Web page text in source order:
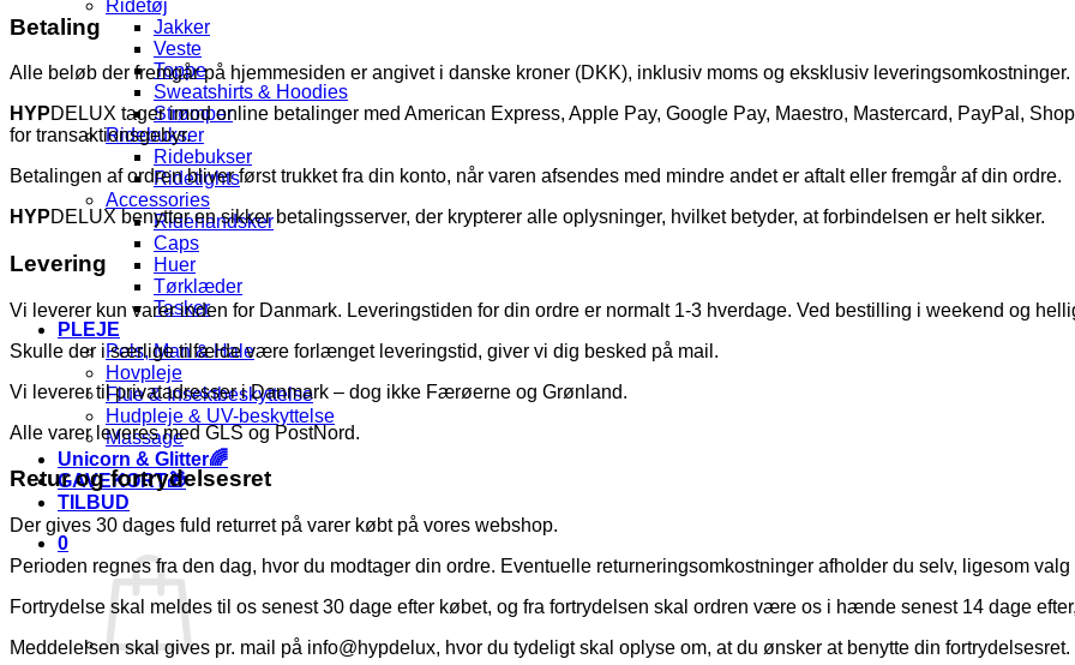
Ridetøj
Jakker
Veste
Toppe
Sweatshirts & Hoodies
Strømper
Ridebukser
Ridebukser
Ridetights
Accessories
Ridehandsker
Caps
Huer
Tørklæder
Tasker
PLEJE
Pels, Man & Hale
Hovpleje
Flue & Insektbeskyttelse
Hudpleje & UV-beskyttelse
Massage
Unicorn & Glitter🌈
GAVEKORT🎁
TILBUD
0
Betaling
Alle beløb der fremgår på hjemmesiden er angivet i danske kroner (DKK), inklusiv moms og eksklusiv leveringsomkostninger.
HYPDELUX tager imod online betalinger med American Express, Apple Pay, Google Pay, Maestro, Mastercard, PayPal,
for transaktionsgebyr.
Betalingen af ordren bliver først trukket fra din konto, når varen afsendes med mindre andet er aftalt eller fremgår af din ordre.
HYPDELUX benytter en sikker betalingsserver, der krypterer alle oplysninger, hvilket betyder, at forbindelsen er helt sikker.
Levering
Vi leverer kun varer inden for Danmark. Leveringstiden for din ordre er normalt 1-3 hverdage. Ved bestilling i weekend og
Skulle der i særlige tilfælde være forlænget leveringstid, giver vi dig besked på mail.
Vi leverer til privatadresser i Danmark – dog ikke Færøerne og Grønland.
Alle varer leveres med GLS og PostNord.
Retur og fortrydelsesret
Der gives 30 dages fuld returret på varer købt på vores webshop.
Perioden regnes fra den dag, hvor du modtager din ordre. Eventuelle returneringsomkostninger afholder du selv, ligesom
Fortrydelse skal meldes til os senest 30 dage efter købet, og fra fortrydelsen skal ordren være os i hænde senest 14 dage
Meddelelsen skal gives pr. mail på info@hypdelux, hvor du tydeligt skal oplyse om, at du ønsker at benytte din fortrydelsesret.